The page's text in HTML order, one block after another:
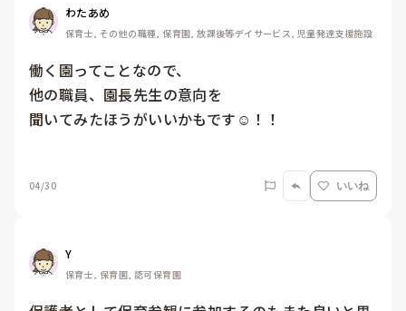
わたあめ
保育士, その他の職種, 保育園, 放課後等デイサービス, 児童発達支援施設
働く園ってことなので、
他の職員、園長先生の意向を
聞いてみたほうがいいかもです☺️！！
04/30 いいね
Y
保育士, 保育園, 認可保育園